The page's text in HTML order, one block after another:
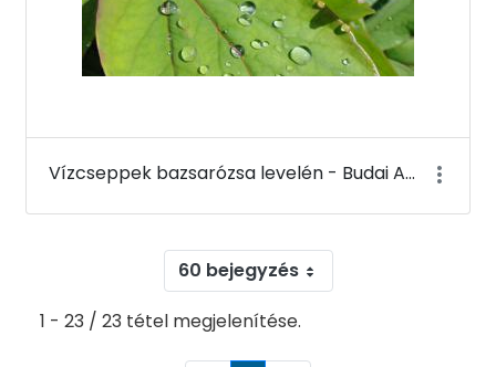
Vízcseppek bazsarózsa levelén - Budai Arborétum
60 bejegyzés
1 - 23 / 23 tétel megjelenítése.